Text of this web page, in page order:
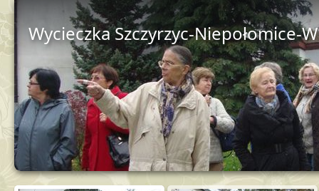
Wycieczka Szczyrzyc-Niepołomice-